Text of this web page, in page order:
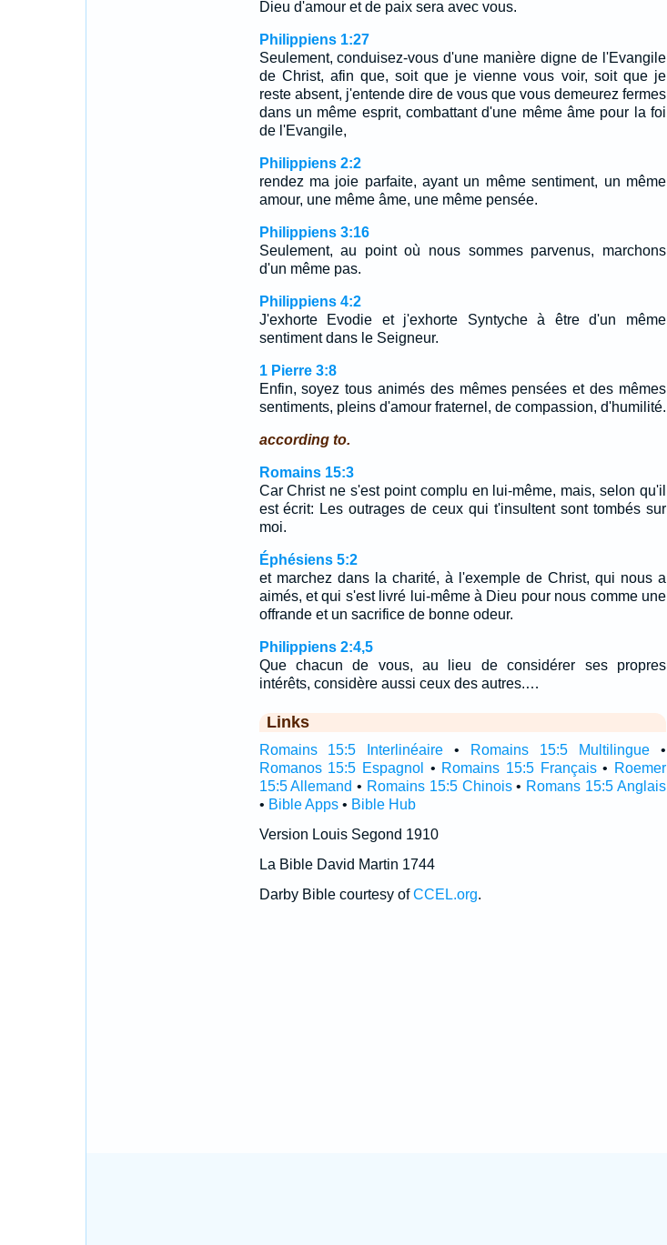
Dieu d'amour et de paix sera avec vous.
Philippiens 1:27
Seulement, conduisez-vous d'une manière digne de l'Evangile
de Christ, afin que, soit que je vienne vous voir, soit que je
reste absent, j'entende dire de vous que vous demeurez fermes
dans un même esprit, combattant d'une même âme pour la foi
de l'Evangile,
Philippiens 2:2
rendez ma joie parfaite, ayant un même sentiment, un même
amour, une même âme, une même pensée.
Philippiens 3:16
Seulement, au point où nous sommes parvenus, marchons
d'un même pas.
Philippiens 4:2
J'exhorte Evodie et j'exhorte Syntyche à être d'un même
sentiment dans le Seigneur.
1 Pierre 3:8
Enfin, soyez tous animés des mêmes pensées et des mêmes
sentiments, pleins d'amour fraternel, de compassion, d'humilité.
according to.
Romains 15:3
Car Christ ne s'est point complu en lui-même, mais, selon qu'il
est écrit: Les outrages de ceux qui t'insultent sont tombés sur
moi.
Éphésiens 5:2
et marchez dans la charité, à l'exemple de Christ, qui nous a
aimés, et qui s'est livré lui-même à Dieu pour nous comme une
offrande et un sacrifice de bonne odeur.
Philippiens 2:4,5
Que chacun de vous, au lieu de considérer ses propres
intérêts, considère aussi ceux des autres.…
Links
Romains 15:5 Interlinéaire • Romains 15:5 Multilingue •
Romanos 15:5 Espagnol
• Romains 15:5 Français• Roemer
15:5 Allemand • Romains 15:5 Chinois• Romans 15:5 Anglais
• Bible Apps• Bible Hub
Version Louis Segond 1910
La Bible David Martin 1744
Darby Bible courtesy ofCCEL.org.